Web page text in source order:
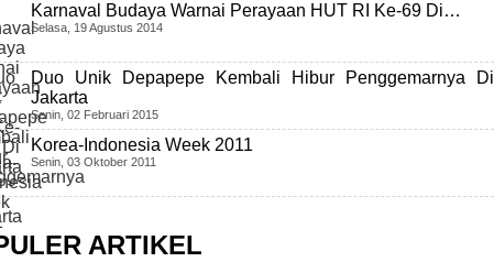
Karnaval Budaya Warnai Perayaan HUT RI Ke-69 Di…
Selasa, 19 Agustus 2014
Duo Unik Depapepe Kembali Hibur Penggemarnya Di
Jakarta
Senin, 02 Februari 2015
Korea-Indonesia Week 2011
Senin, 03 Oktober 2011
ARTIKEL